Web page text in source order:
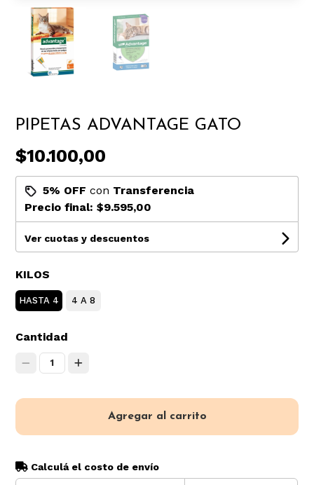
PIPETAS ADVANTAGE GATO
$10.100,00
5% OFF con Transferencia
Precio final:$9.595,00
Ver cuotas y descuentos
KILOS
HASTA 4 4 A 8
Cantidad
1
Agregar al carrito
Calculá el costo de envío